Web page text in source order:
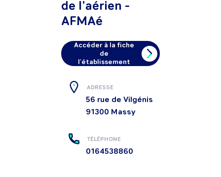
de l'aérien -
AFMAé
Accéder à la fiche
de
l'établissement
ADRESSE
56 rue de Vilgénis
91300 Massy
TÉLÉPHONE
0164538860